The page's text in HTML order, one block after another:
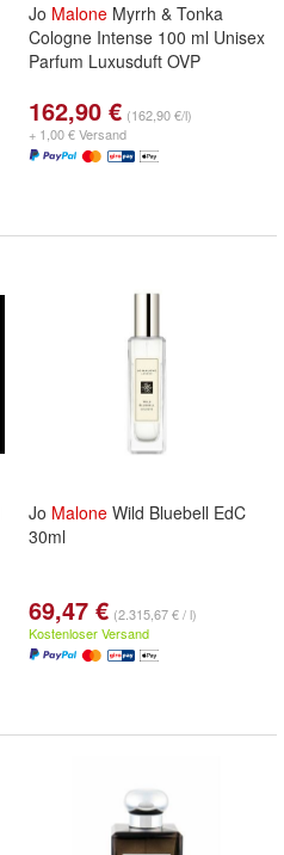
Jo Malone Myrrh & Tonka
Cologne Intense 100 ml Unisex
Parfum Luxusduft OVP
162,90 € (162,90 €/l)
+ 1,00 € Versand
Jo Malone Wild Bluebell EdC
30ml
69,47 € (2.315,67 € / l)
Kostenloser Versand